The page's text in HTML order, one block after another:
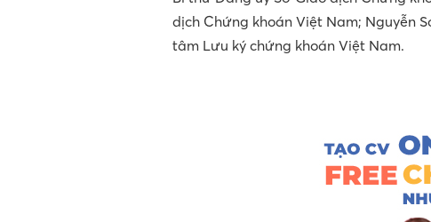
dịch Chứng khoán Việt Nam; Nguyễn
tâm Lưu ký chứng khoán Việt Nam.